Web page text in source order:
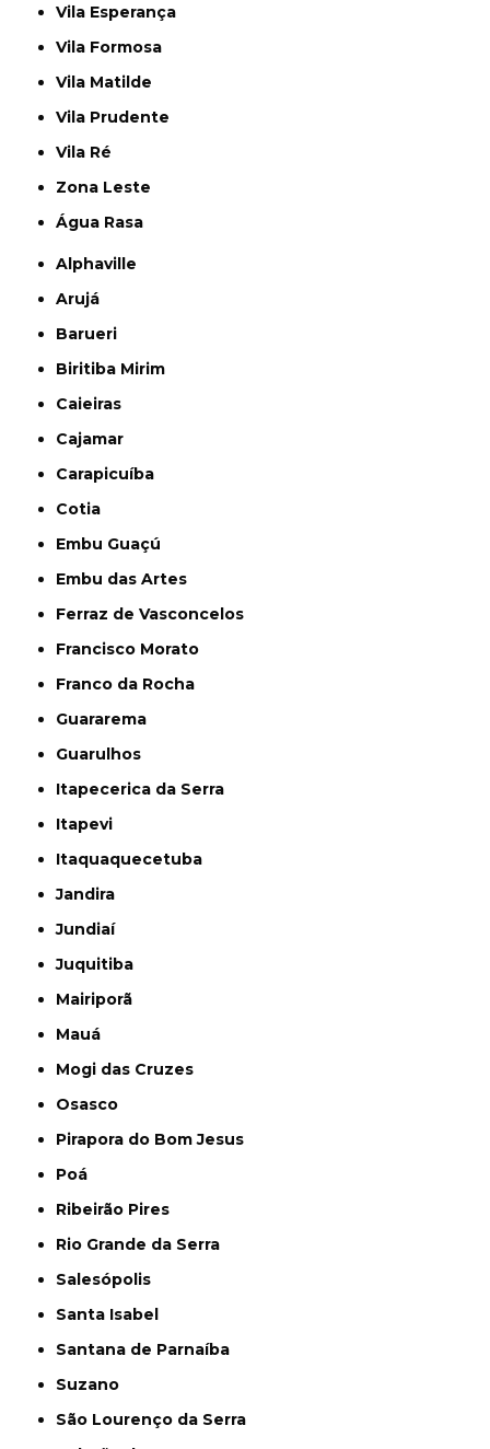
Vila Esperança
Vila Formosa
Vila Matilde
Vila Prudente
Vila Ré
Zona Leste
Água Rasa
Alphaville
Arujá
Barueri
Biritiba Mirim
Caieiras
Cajamar
Carapicuíba
Cotia
Embu Guaçú
Embu das Artes
Ferraz de Vasconcelos
Francisco Morato
Franco da Rocha
Guararema
Guarulhos
Itapecerica da Serra
Itapevi
Itaquaquecetuba
Jandira
Jundiaí
Juquitiba
Mairiporã
Mauá
Mogi das Cruzes
Osasco
Pirapora do Bom Jesus
Poá
Ribeirão Pires
Rio Grande da Serra
Salesópolis
Santa Isabel
Santana de Parnaíba
Suzano
São Lourenço da Serra